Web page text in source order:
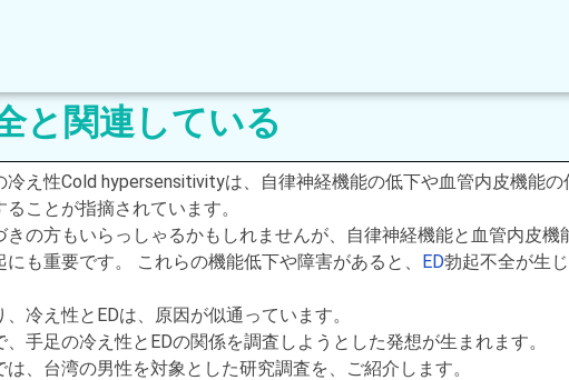
と関連している
冷え性Cold hypersensitivityは、自律神経機能の低下や血管内皮機能の
ることが指摘されています。
きの方もいらっしゃるかもしれませんが、自律神経機能と血管内皮機
にも重要です。 これらの機能低下や障害があると、 ED勃起不全が生じ
、冷え性とEDは、原因が似通っています。
、手足の冷え性とEDの関係を調査しようとした発想が生まれます。
は、台湾の男性を対象とした研究調査を、ご紹介します。